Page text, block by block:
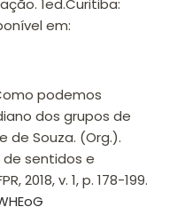
1ed.Curitiba:
em:
Como podemos
dos grupos de
de Souza. (Org.).
sentidos e
2018, v. 1, p. 178-199.